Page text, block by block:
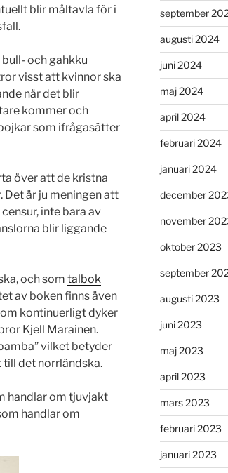
blir måltavla för i
och gahkku
visst att kvinnor ska
när det blir
kommer och
som ifrågasätter
över att de kristna
Det är ju meningen att
inte bara av
blir liggande
och som talbok
av boken finns även
kontinuerligt dyker
Kjell Marainen.
vilket betyder
det norrländska.
handlar om tjuvjakt
handlar om
september
augusti 2024
juni 2024
maj 2024
april 2024
februari 2024
januari 2024
december
november
oktober 2023
september
augusti 2023
juni 2023
maj 2023
april 2023
mars 2023
februari 2023
januari 2023